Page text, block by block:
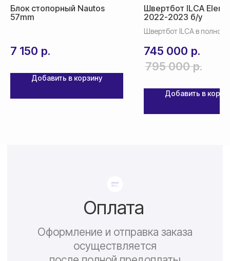
Блок стопорный Nautos
57mm
7 150 р.
Добавить в корзину
Швертбот ILCA
2022-2023 б/у
Швертбот ILCA в полной
745 000 р.
795 000 р.
Добавить в
срок доставки от 5 дней